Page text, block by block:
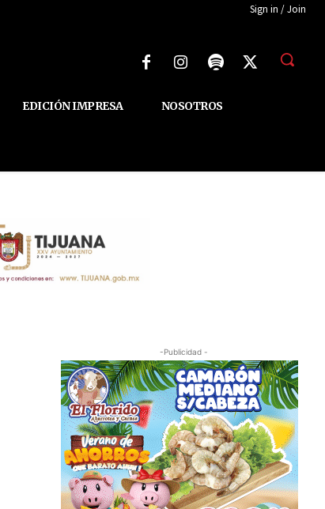
Sign in / Join
EDICIÓN IMPRESA NOSOTROS
-Publicidad -